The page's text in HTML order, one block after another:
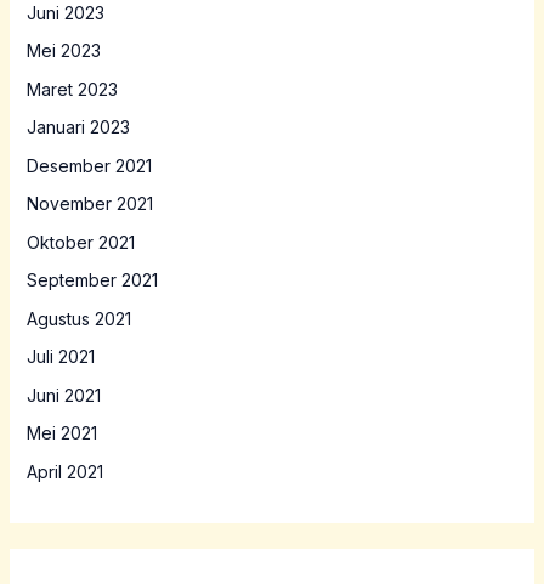
Juni 2023
Mei 2023
Maret 2023
Januari 2023
Desember 2021
November 2021
Oktober 2021
September 2021
Agustus 2021
Juli 2021
Juni 2021
Mei 2021
April 2021